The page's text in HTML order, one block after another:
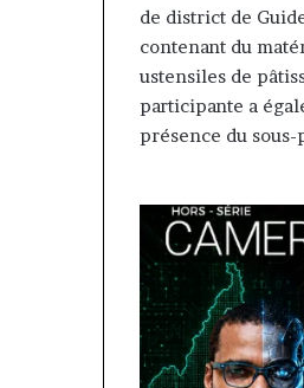
de district de
contenant du
ustensiles de
participante a
présence du sous-